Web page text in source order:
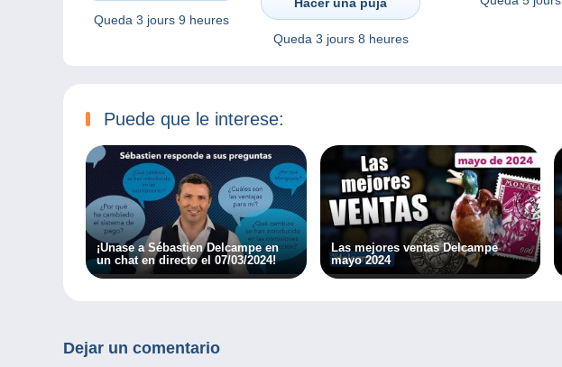
Queda 3 jours 9 heures
Queda 3 jours 8 heures
Puede que le interese:
¡Únase a Sébastien Delcampe en
un chat en directo el 07/03/2024!
Las mejores ventas Delcampe
mayo 2024
Dejar un comentario